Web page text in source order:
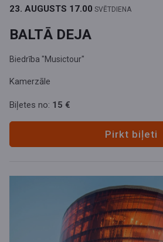
23. AUGUSTS 17.00 SVĒTDIENA
BALTĀ DEJA
Biedrība "Musictour"
Kamerzāle
Biļetes no: 15 €
Pirkt biļeti